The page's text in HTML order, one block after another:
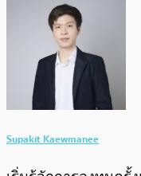
Supakit Kaewmanee